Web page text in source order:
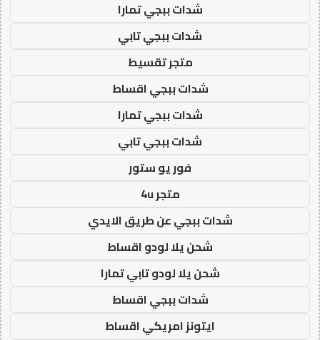
شدات ببجي تمارا
شدات ببجي تابي
متجر تقسيط
شدات ببجي اقساط
شدات ببجي تمارا
شدات ببجي تابي
فور يو ستور
متجر 4u
شدات ببجي عن طريق الايدي
شحن يلا لودو اقساط
شحن يلا لودو تابي تمارا
شدات ببجي اقساط
ايتونز امريكي اقساط